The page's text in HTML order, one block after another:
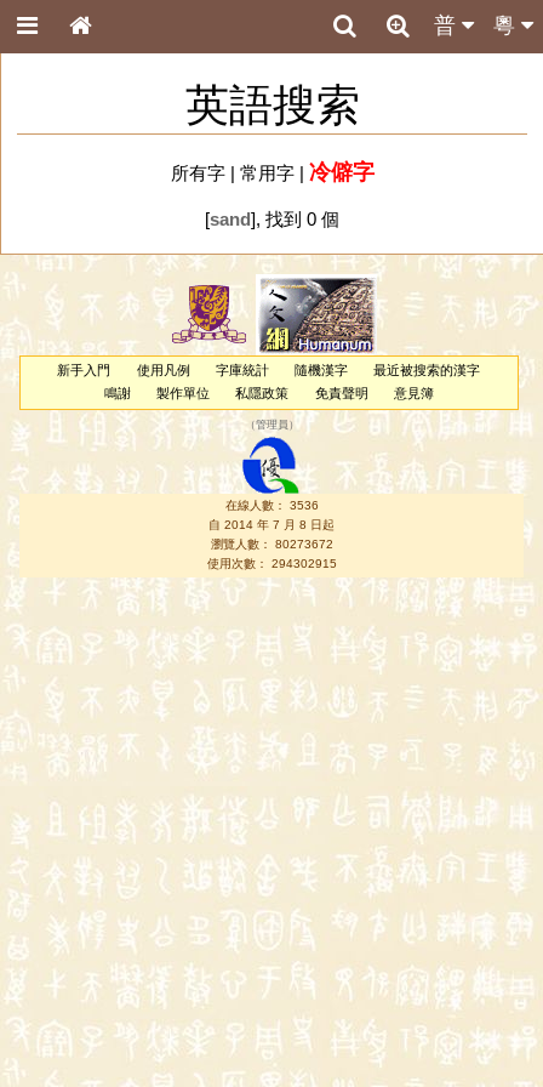
粵
普
英語搜索
所有字| 常用字| 冷僻字
[sand], 找到 0 個
新手入門 使用凡例 字庫統計 隨機漢字
最近被搜索的漢字
鳴謝
製作單位 私隱政策 免責聲明 意見簿
（管理員 ）
在線人數： 3536
自 2014 年 7 月 8 日起
瀏覽人數： 80273672
使用次數： 294302915